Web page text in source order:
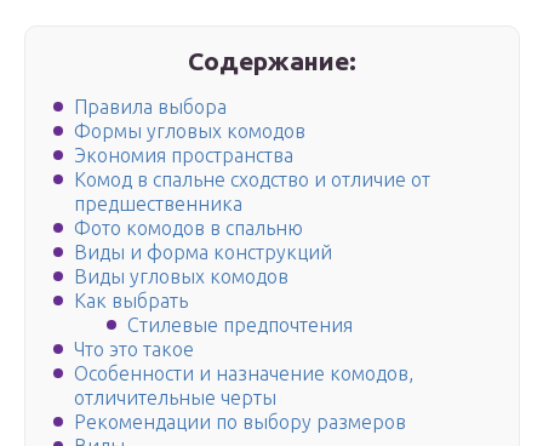
Содержание:
Правила выбора
Формы угловых комодов
Экономия пространства
Комод в спальне сходство и отличие от
предшественника
Фото комодов в спальню
Виды и форма конструкций
Виды угловых комодов
Как выбрать
Стилевые предпочтения
Что это такое
Особенности и назначение комодов,
отличительные черты
Рекомендации по выбору размеров